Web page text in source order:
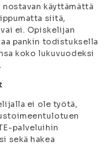
käyttämättä
siitä,
ei. Opiskelijan
pankin todistuksella
koko lukuvuodeksi
ei ole työtä,
palveluihin
sekä hakea